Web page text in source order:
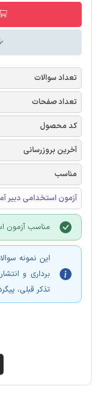
تعداد سوالات
تعداد صفحات
کد محصول
آخرین بروزرسانی
مناسب
آزمون استخدامی دبیر
مناسب آزمون
این نمونه
برداری و
تذکر قبلی،